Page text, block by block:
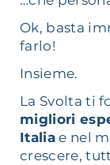
Ok, basta
farlo!
Insieme.
La Svolta ti
migliori
Italiae nel
crescere,